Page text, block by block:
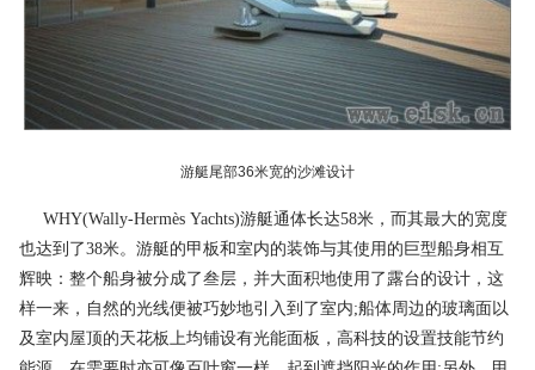
游艇尾部36米宽的沙滩设计
WHY(Wally-Hermès Yachts)游艇通体长达58米，而其最大的宽度
也达到了38米。游艇的甲板和室内的装饰与其使用的巨型船身相互
辉映：整个船身被分成了叁层，并大面积地使用了露台的设计，这
样一来，自然的光线便被巧妙地引入到了室内;船体周边的玻璃面以
及室内屋顶的天花板上均铺设有光能面板，高科技的设置技能节约